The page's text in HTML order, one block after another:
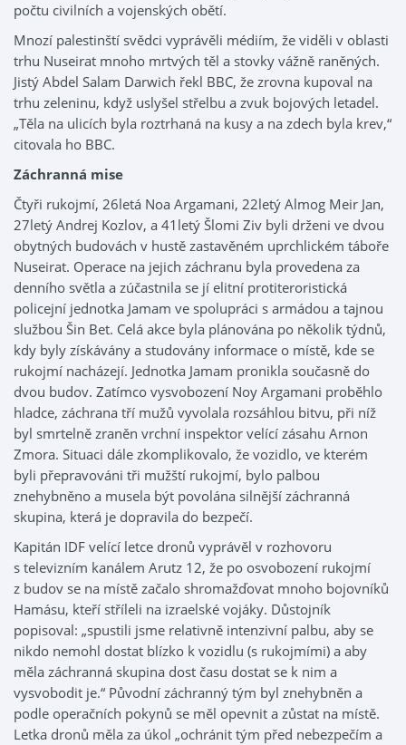
počtu civilních a vojenských obětí.
Mnozí palestinští svědci vyprávěli médiím, že viděli v oblasti
trhu Nuseirat mnoho mrtvých těl a stovky vážně raněných.
Jistý Abdel Salam Darwich řekl BBC, že zrovna kupoval na
trhu zeleninu, když uslyšel střelbu a zvuk bojových letadel.
„Těla na ulicích byla roztrhaná na kusy a na zdech byla krev,“
citovala ho BBC.
Záchranná mise
Čtyři rukojmí, 26letá Noa Argamani, 22letý Almog Meir Jan,
27letý Andrej Kozlov, a 41letý Šlomi Ziv byli drženi ve dvou
obytných budovách v hustě zastavěném uprchlickém táboře
Nuseirat. Operace na jejich záchranu byla provedena za
denního světla a zúčastnila se jí elitní protiteroristická
policejní jednotka Jamam ve spolupráci s armádou a tajnou
službou Šin Bet. Celá akce byla plánována po několik týdnů,
kdy byly získávány a studovány informace o místě, kde se
rukojmí nacházejí. Jednotka Jamam pronikla současně do
dvou budov. Zatímco vysvobození Noy Argamani proběhlo
hladce, záchrana tří mužů vyvolala rozsáhlou bitvu, při níž
byl smrtelně zraněn vrchní inspektor velící zásahu Arnon
Zmora. Situaci dále zkomplikovalo, že vozidlo, ve kterém
byli přepravováni tři mužští rukojmí, bylo palbou
znehybněno a musela být povolána silnější záchranná
skupina, která je dopravila do bezpečí.
Kapitán IDF velící letce dronů vyprávěl v rozhovoru
s televizním kanálem Arutz 12, že po osvobození rukojmí
z budov se na místě začalo shromažďovat mnoho bojovníků
Hamásu, kteří stříleli na izraelské vojáky. Důstojník
popisoval: „spustili jsme relativně intenzivní palbu, aby se
nikdo nemohl dostat blízko k vozidlu (s rukojmími) a aby
měla záchranná skupina dost času dostat se k nim a
vysvobodit je.“ Původní záchranný tým byl znehybněn a
podle operačních pokynů se měl opevnit a zůstat na místě.
Letka dronů měla za úkol „ochránit tým před nebezpečím a